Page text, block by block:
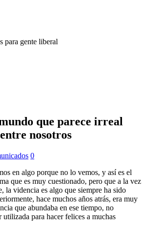
para gente liberal
que parece irreal
nosotros
0
en algo porque no lo vemos, y así es el
que es muy cuestionado, pero que a la vez
la videncia es algo que siempre ha sido
hace muchos años atrás, era muy
que abundaba en ese tiempo, no
utilizada para hacer felices a muchas